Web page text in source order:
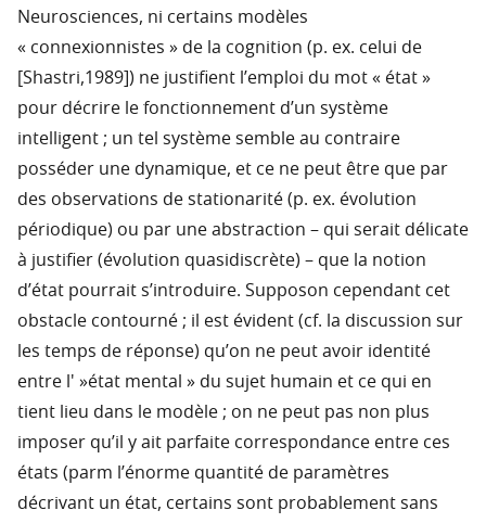
Neurosciences, ni certains modèles
« connexionnistes » de la cognition (p. ex. celui de
[Shastri,1989]) ne justifient l’emploi du mot « état »
pour décrire le fonctionnement d’un système
intelligent ; un tel système semble au contraire
posséder une dynamique, et ce ne peut être que par
des observations de stationarité (p. ex. évolution
périodique) ou par une abstraction – qui serait délicate
à justifier (évolution quasidiscrète) – que la notion
d’état pourrait s’introduire. Supposon cependant cet
obstacle contourné ; il est évident (cf. la discussion sur
les temps de réponse) qu’on ne peut avoir identité
entre l' »état mental » du sujet humain et ce qui en
tient lieu dans le modèle ; on ne peut pas non plus
imposer qu’il y ait parfaite correspondance entre ces
états (parm l’énorme quantité de paramètres
décrivant un état, certains sont probablement sans